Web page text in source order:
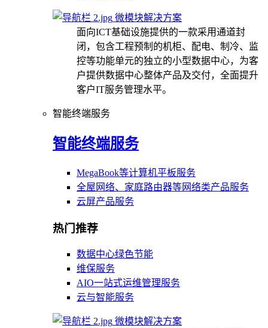
微模块解决方案
面向ICT基础设施提供的一款采用通道封
闭，包含工程预制的机柜、配电、制冷、监
控等功能单元的独立的小型数据中心，为客
户提供数据中心整体产品及交付，全面提升
客户IT服务管理水平。
智能终端服务
智能终端服务
MegaBook等计算机平板服务
全屋网络、家庭路由器等网络类产品服务
云屏产品服务
热门推荐
数据中心绿色节能
维保服务
AIO一站式运维管理服务
云与智能服务
微模块解决方案